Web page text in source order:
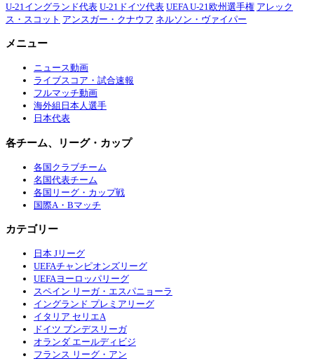
U-21イングランド代表 U-21ドイツ代表 UEFA U-21欧州選手権 アレック
ス・スコット アンスガー・クナウフ ネルソン・ヴァイパー
メニュー
ニュース動画
ライブスコア・試合速報
フルマッチ動画
海外組日本人選手
日本代表
各チーム、リーグ・カップ
各国クラブチーム
名国代表チーム
各国リーグ・カップ戦
国際A・Bマッチ
カテゴリー
日本 Jリーグ
UEFAチャンピオンズリーグ
UEFAヨーロッパリーグ
スペイン リーガ・エスパニョーラ
イングランド プレミアリーグ
イタリア セリエA
ドイツ ブンデスリーガ
オランダ エールディビジ
フランス リーグ・アン